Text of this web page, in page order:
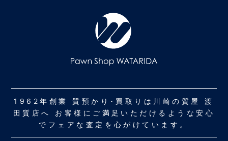
1962年創業 質預かり･買取りは川崎の質屋 渡
田質店へ お客様にご満足いただけるような安心
でフェアな査定を心がけています。